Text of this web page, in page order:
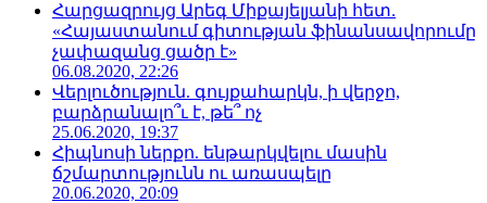
Հարցազրույց Արեգ Միքայելյանի հետ.
«Հայաստանում գիտության ֆինանսավորումը
չափազանց ցածր է»
06.08.2020, 22:26
Վերլուծություն. գույքահարկն, ի վերջո,
բարձրանալո՞ւ է, թե՞ ոչ
25.06.2020, 19:37
Հիպնոսի ներքո. ենթարկվելու մասին
ճշմարտությունն ու առասպելը
20.06.2020, 20:09